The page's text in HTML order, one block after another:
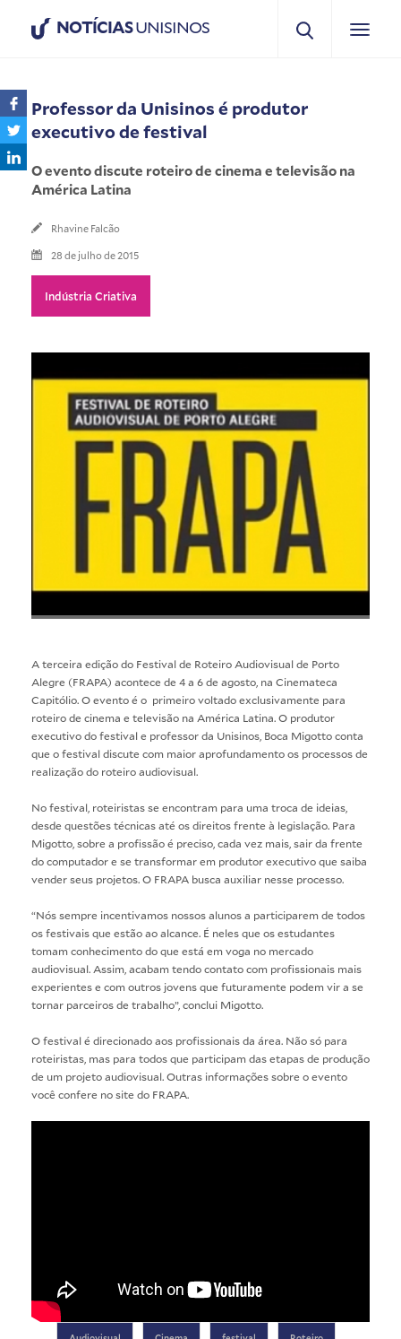
NOTÍCIASUNISINOS
Professor da Unisinos é produtor
executivo de festival
O evento discute roteiro de cinema e televisão na
América Latina
Rhavine Falcão
28 de julho de 2015
Indústria Criativa
A terceira edição do Festival de Roteiro Audiovisual de Porto
Alegre (FRAPA) acontece de 4 a 6 de agosto, na Cinemateca
Capitólio. O evento é o primeiro voltado exclusivamente para
roteiro de cinema e televisão na América Latina. O produtor
executivo do festival e professor da Unisinos, Boca Migotto conta
que o festival discute com maior aprofundamento os processos de
realização do roteiro audiovisual.
No festival, roteiristas se encontram para uma troca de ideias,
desde questões técnicas até os direitos frente à legislação. Para
Migotto, sobre a profissão é preciso, cada vez mais, sair da frente
do computador e se transformar em produtor executivo que saiba
vender seus projetos. O FRAPA busca auxiliar nesse processo.
“Nós sempre incentivamos nossos alunos a participarem de todos
os festivais que estão ao alcance. É neles que os estudantes
tomam conhecimento do que está em voga no mercado
audiovisual. Assim, acabam tendo contato com profissionais mais
experientes e com outros jovens que futuramente podem vir a se
tornar parceiros de trabalho”, conclui Migotto.
O festival é direcionado aos profissionais da área. Não só para
roteiristas, mas para todos que participam das etapas de produção
de um projeto audiovisual. Outras informações sobre o evento
você confere no site do FRAPA.